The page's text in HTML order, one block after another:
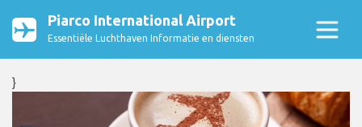
Piarco International Airport
Essentiële Luchthaven Informatie en diensten
}